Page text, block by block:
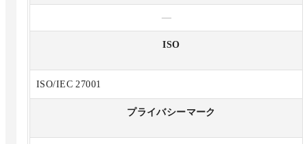
—
ISO
ISO/IEC 27001
プライバシーマーク